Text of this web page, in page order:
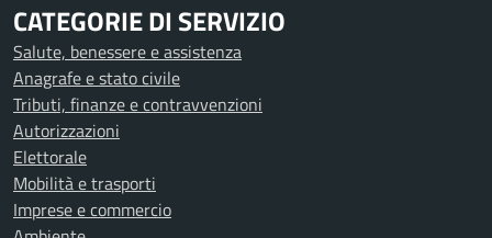
CATEGORIE DI SERVIZIO
Salute, benessere e assistenza
Anagrafe e stato civile
Tributi, finanze e contravvenzioni
Autorizzazioni
Elettorale
Mobilità e trasporti
Imprese e commercio